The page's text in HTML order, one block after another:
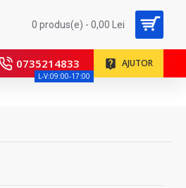
0 produs(e) - 0,00 Lei
0735214833
L-V:09:00-17:00
AJUTOR